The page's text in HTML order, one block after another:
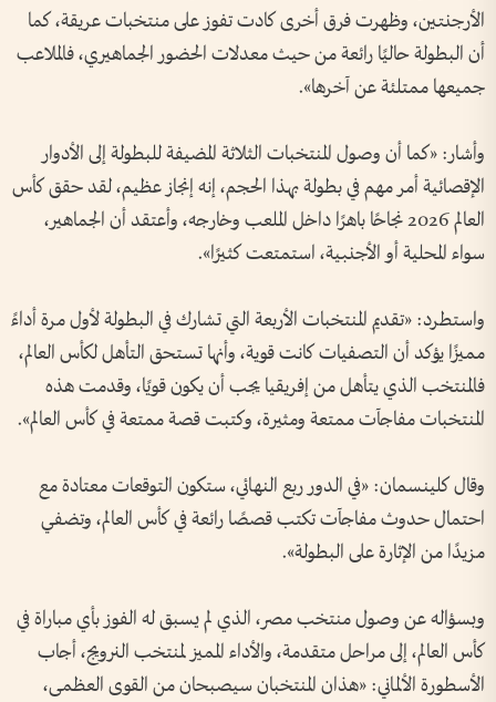
الأرجنتين، وظهرت فرق أخرى كادت تفوز على منتخبات عريقة، كما
أن البطولة حاليًا رائعة من حيث معدلات الحضور الجماهيري، فالملاعب
جميعها ممتلئة عن آخرها».
وأشار: «كما أن وصول المنتخبات الثلاثة المضيفة للبطولة إلى الأدوار
الإقصائية أمر مهم في بطولة بهذا الحجم، إنه إنجاز عظيم، لقد حقق كأس
العالم 2026 نجاحًا باهرًا داخل الملعب وخارجه، وأعتقد أن الجماهير،
سواء المحلية أو الأجنبية، استمتعت كثيرًا».
واستطرد: «تقديم المنتخبات الأربعة التي تشارك في البطولة لأول مرة أداءً
مميزًا يؤكد أن التصفيات كانت قوية، وأنها تستحق التأهل لكأس العالم،
فالمنتخب الذي يتأهل من إفريقيا يجب أن يكون قويًا، وقدمت هذه
المنتخبات مفاجآت ممتعة ومثيرة، وكتبت قصة ممتعة في كأس العالم».
وقال كلينسمان: «في الدور ربع النهائي، ستكون التوقعات معتادة مع
احتمال حدوث مفاجآت تكتب قصصًا رائعة في كأس العالم، وتضفي
مزيدًا من الإثارة على البطولة».
وبسؤاله عن وصول منتخب مصر، الذي لم يسبق له الفوز بأي مباراة في
كأس العالم، إلى مراحل متقدمة، والأداء المميز لمنتخب النرويج، أجاب
الأسطورة الألماني: «هذان المنتخبان سيصبحان من القوى العظمى،